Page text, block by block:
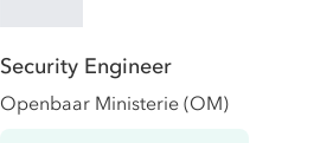
Security Engineer
Openbaar Ministerie (OM)